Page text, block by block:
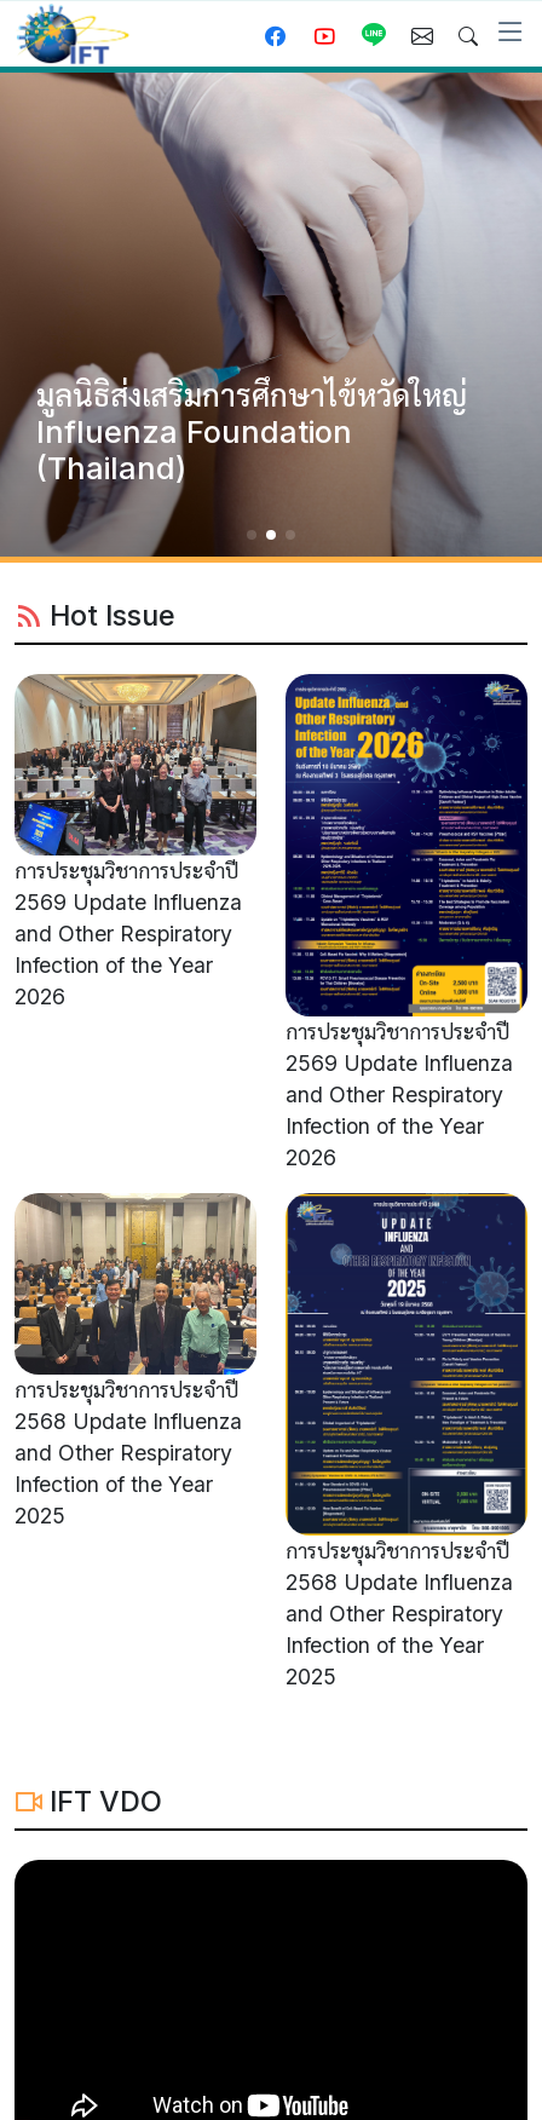
มูลนิธิส่งเสริมการศึกษาไข้หวัดใหญ่
Influenza Foundation
(Thailand)
Hot Issue
การประชุมวิชาการประจำปี
2569 Update Influenza
and Other Respiratory
Infection of the Year
2026
การประชุมวิชาการประจำปี
2569 Update Influenza
and Other Respiratory
Infection of the Year
2026
การประชุมวิชาการประจำปี
2568 Update Influenza
and Other Respiratory
Infection of the Year
2025
การประชุมวิชาการประจำปี
2568 Update Influenza
and Other Respiratory
Infection of the Year
2025
IFT VDO